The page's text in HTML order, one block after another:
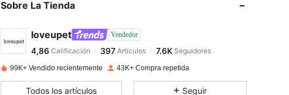
Sobre La Tienda
loveupet Vendedor
4,86
Calificación 397Artículos
a***opagadoHace 1 día
99K+ Vendido recientemente 43K+ Compra repetida
Todos los artículos Seguir